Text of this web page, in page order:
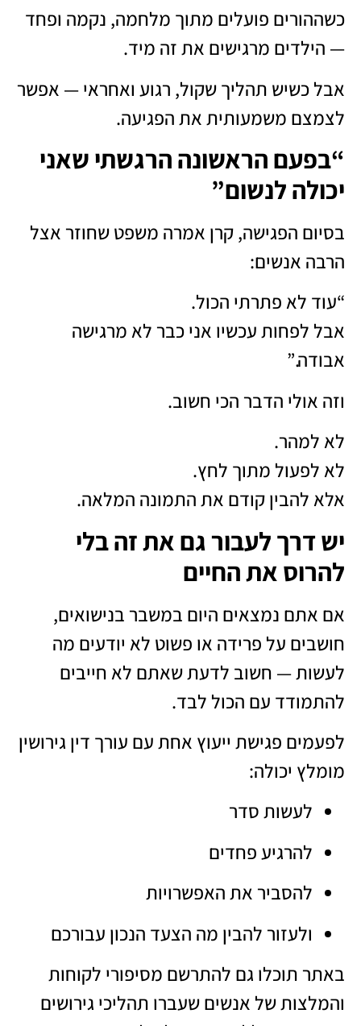
כשההורים פועלים מתוך מלחמה, נקמה ופחד
— הילדים מרגישים את זה מיד.
אבל כשיש תהליך שקול, רגוע ואחראי — אפשר
לצמצם משמעותית את הפגיעה.
“בפעם הראשונה הרגשתי שאני
יכולה לנשום”
בסיום הפגישה, קרן אמרה משפט שחוזר אצל
הרבה אנשים:
“עוד לא פתרתי הכול.
אבל לפחות עכשיו אני כבר לא מרגישה
אבודה.”
וזה אולי הדבר הכי חשוב.
לא למהר.
לא לפעול מתוך לחץ.
אלא להבין קודם את התמונה המלאה.
יש דרך לעבור גם את זה בלי
להרוס את החיים
אם אתם נמצאים היום במשבר בנישואים,
חושבים על פרידה או פשוט לא יודעים מה
לעשות — חשוב לדעת שאתם לא חייבים
להתמודד עם הכול לבד.
לפעמים פגישת ייעוץ אחת עם עורך דין גירושין
מומלץ יכולה:
לעשות סדר
להרגיע פחדים
להסביר את האפשרויות
ולעזור להבין מה הצעד הנכון עבורכם
באתר תוכלו גם להתרשם מסיפורי לקוחות
והמלצות של אנשים שעברו תהליכי גירושים